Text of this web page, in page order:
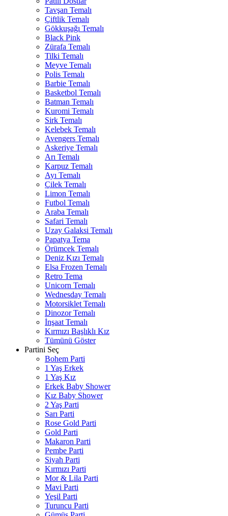
Tavşan Temalı
Çiftlik Temalı
Gökkuşağı Temalı
Black Pink
Zürafa Temalı
Tilki Temalı
Meyve Temalı
Polis Temalı
Barbie Temalı
Basketbol Temalı
Batman Temalı
Kuromi Temalı
Sirk Temalı
Kelebek Temalı
Avengers Temalı
Askeriye Temalı
Arı Temalı
Karpuz Temalı
Ayı Temalı
Çilek Temalı
Limon Temalı
Futbol Temalı
Araba Temalı
Safari Temalı
Uzay Galaksi Temalı
Papatya Tema
Örümcek Temalı
Deniz Kızı Temalı
Elsa Frozen Temalı
Retro Tema
Unicorn Temalı
Wednesday Temalı
Motorsiklet Temalı
Dinozor Temalı
İnşaat Temalı
Kırmızı Başlıklı Kız
Tümünü Göster
Partini Seç
Bohem Parti
1 Yaş Erkek
1 Yaş Kız
Erkek Baby Shower
Kız Baby Shower
2 Yaş Parti
Sarı Parti
Rose Gold Parti
Gold Parti
Makaron Parti
Pembe Parti
Siyah Parti
Kırmızı Parti
Mor & Lila Parti
Mavi Parti
Yeşil Parti
Turuncu Parti